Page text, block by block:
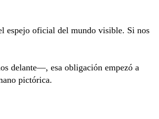
espejo oficial del mundo visible. Si nos
delante—, esa obligación empezó a
pictórica.